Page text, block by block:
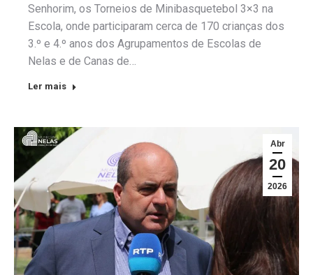
Senhorim, os Torneios de Minibasquetebol 3×3 na
Escola, onde participaram cerca de 170 crianças dos
3.º e 4.º anos dos Agrupamentos de Escolas de
Nelas e de Canas de…
Ler mais
Abr
20
2026